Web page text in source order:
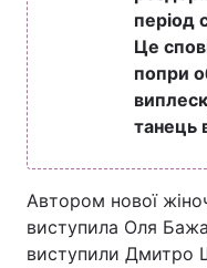
період
Це
попри
танець
Автором нової
виступила Оля
виступили Дмитро